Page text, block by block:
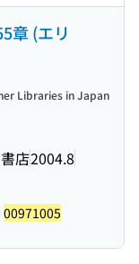
章 (エリ
店2004.8
Libraries in Japan
00971005